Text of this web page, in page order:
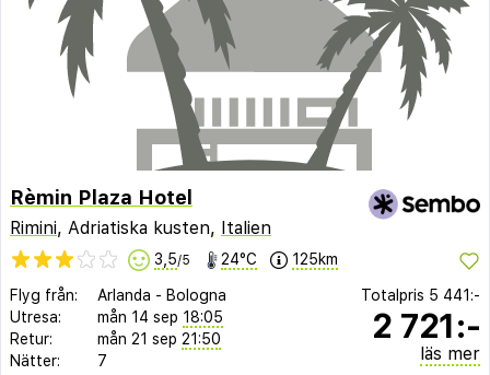
Rèmin Plaza Hotel
Rimini, Adriatiska kusten, Italien
3,5/5 24°C 125km
Flyg från: Arlanda - Bologna
Utresa:
mån 14 sep 18:05
Retur:
mån 21 sep 21:50
Nätter:
7
Totalpris 5 441:-
2 721:-
läs mer